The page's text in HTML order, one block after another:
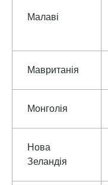
Малаві
Мавританія
Монголія
Нова
Зеландія